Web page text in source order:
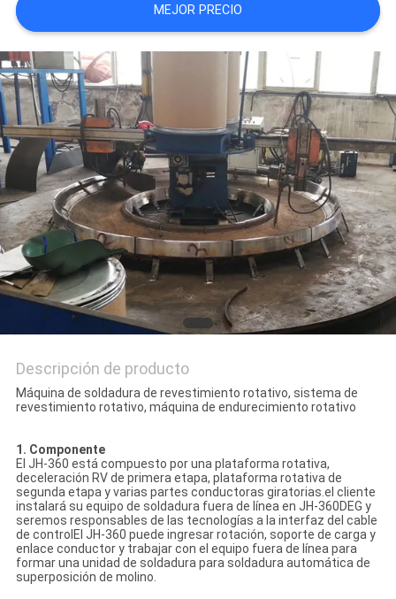
MEJOR PRECIO
Descripción de producto
Máquina de soldadura de revestimiento rotativo, sistema de
revestimiento rotativo, máquina de endurecimiento rotativo
1. Componente
El JH-360 está compuesto por una plataforma rotativa,
deceleración RV de primera etapa, plataforma rotativa de
segunda etapa y varias partes conductoras giratorias.el cliente
instalará su equipo de soldadura fuera de línea en JH-360DEG y
seremos responsables de las tecnologías a la interfaz del cable
de controlEl JH-360 puede ingresar rotación, soporte de carga y
enlace conductor y trabajar con el equipo fuera de línea para
formar una unidad de soldadura para soldadura automática de
superposición de molino.